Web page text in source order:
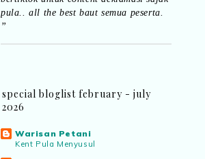
”
Syaz Rahimcommented ondari idea ke
dan teknologi digital terbaik!”
Syaz Rahim commented on
pertandingan tiktok mencipta sajak
special bloglist february - july
2026
Warisan Petani
Kent Pula Menyusul